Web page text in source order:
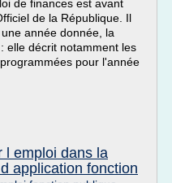
de finances est avant
de la République. Il
année donnée, la
elle décrit notamment les
pour l'année
l emploi dans la
application fonction